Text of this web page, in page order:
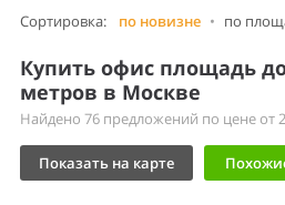
Сортировка: по новизне • по
Купить офис площадь
метров в Москве
Найдено 76 предложений по цене от
Показать на карте